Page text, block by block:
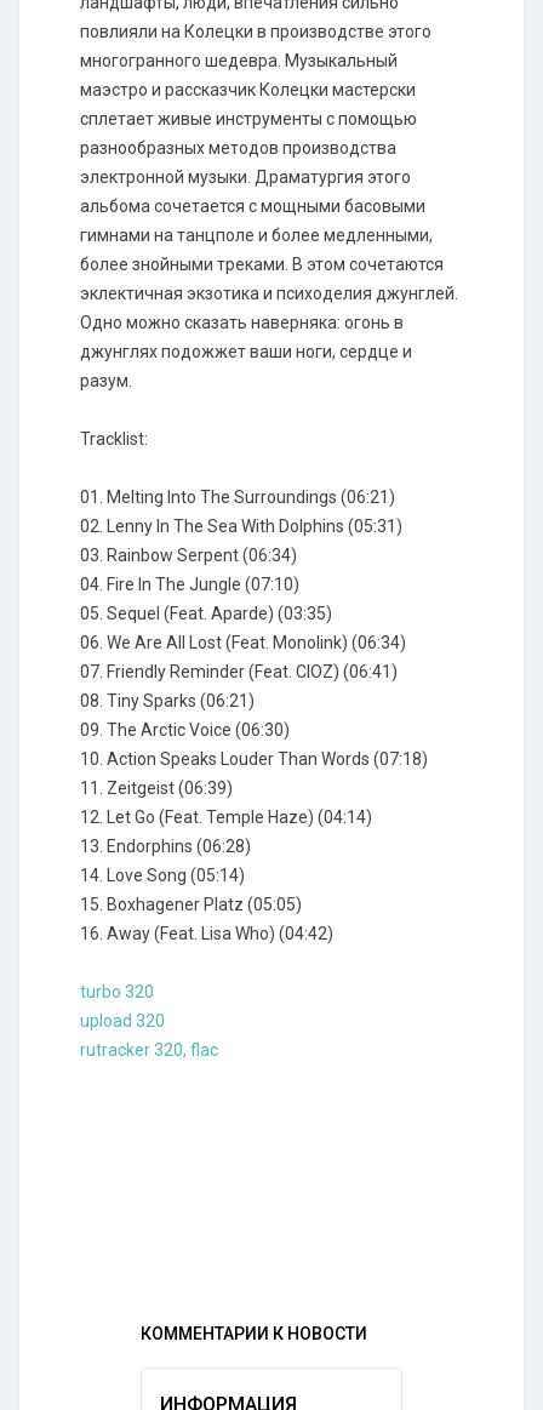
повлияли на Колецки в производстве этого
многогранного шедевра. Музыкальный
маэстро и рассказчик Колецки мастерски
сплетает живые инструменты с помощью
разнообразных методов производства
электронной музыки. Драматургия этого
альбома сочетается с мощными басовыми
гимнами на танцполе и более медленными,
более знойными треками. В этом сочетаются
эклектичная экзотика и психоделия джунглей.
Одно можно сказать наверняка: огонь в
джунглях подожжет ваши ноги, сердце и
разум.
Tracklist:
01. Melting Into The Surroundings (06:21)
02. Lenny In The Sea With Dolphins (05:31)
03. Rainbow Serpent (06:34)
04. Fire In The Jungle (07:10)
05. Sequel (Feat. Aparde) (03:35)
06. We Are All Lost (Feat. Monolink) (06:34)
07. Friendly Reminder (Feat. CIOZ) (06:41)
08. Tiny Sparks (06:21)
09. The Arctic Voice (06:30)
10. Action Speaks Louder Than Words (07:18)
11. Zeitgeist (06:39)
12. Let Go (Feat. Temple Haze) (04:14)
13. Endorphins (06:28)
14. Love Song (05:14)
15. Boxhagener Platz (05:05)
16. Away (Feat. Lisa Who) (04:42)
turbo 320
upload 320
rutracker 320, flac
КОММЕНТАРИИ К НОВОСТИ
ИНФОРМАЦИЯ